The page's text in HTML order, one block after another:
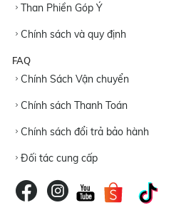
Than Phiền Góp Ý
Chính sách và quy định
FAQ
Chính Sách Vận chuyển
Chính sách Thanh Toán
Chính sách đổi trả bảo hành
Đối tác cung cấp